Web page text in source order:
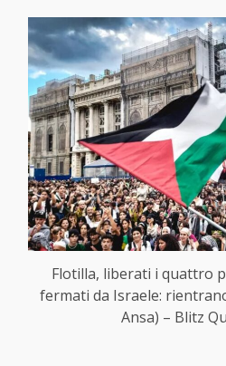
Flotilla, liberati i quattro
fermati da Israele:
Ansa) – Blitz